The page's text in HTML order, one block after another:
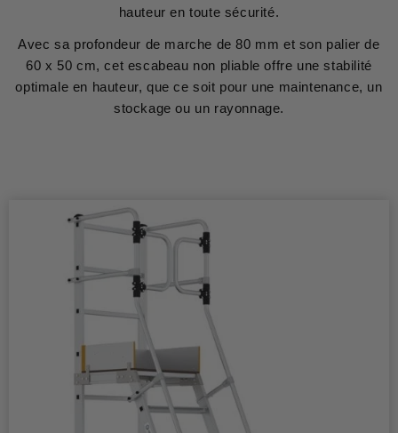
hauteur en toute sécurité.
Avec sa profondeur de marche de 80 mm et son palier de
60 x 50 cm, cet escabeau non pliable offre une stabilité
optimale en hauteur, que ce soit pour une maintenance, un
stockage ou un rayonnage.